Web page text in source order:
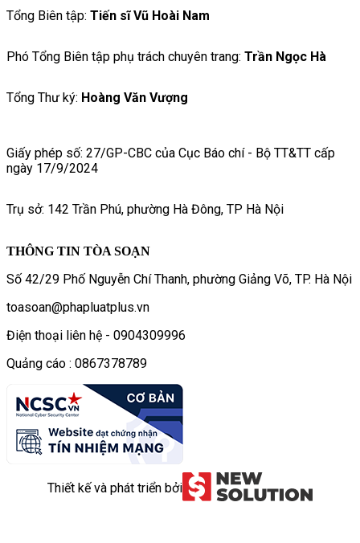
Tổng Biên tập: Tiến sĩ Vũ Hoài Nam
Phó Tổng Biên tập phụ trách chuyên trang: Trần Ngọc Hà
Tổng Thư ký: Hoàng Văn Vượng
Giấy phép số: 27/GP-CBC của Cục Báo chí - Bộ TT&TT cấp
ngày 17/9/2024
Trụ sở: 142 Trần Phú, phường Hà Đông, TP Hà Nội
THÔNG TIN TÒA SOẠN
Số 42/29 Phố Nguyễn Chí Thanh, phường Giảng Võ, TP. Hà Nội
toasoan@phapluatplus.vn
Điện thoại liên hệ - 0904309996
Quảng cáo : 0867378789
Thiết kế và phát triển bởi